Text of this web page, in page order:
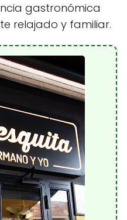
gastronómica
relajado y familiar.